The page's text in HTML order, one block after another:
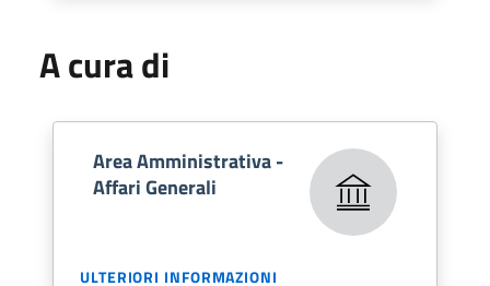
A cura di
Area Amministrativa -
Affari Generali
ULTERIORI INFORMAZIONI